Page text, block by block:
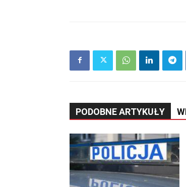
PODOBNE ARTYKUŁY